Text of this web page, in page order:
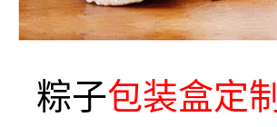
粽子包装盒定制